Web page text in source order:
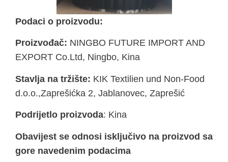
Podaci o proizvodu:
Proizvođač: NINGBO FUTURE IMPORT AND
EXPORT Co.Ltd, Ningbo, Kina
Stavlja na tržište: KIK Textilien und Non-Food
d.o.o.,Zaprešićka 2, Jablanovec, Zaprešić
Podrijetlo proizvoda: Kina
Obavijest se odnosi isključivo na proizvod sa
gore navedenim podacima